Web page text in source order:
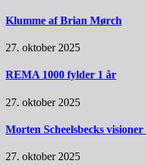
Klumme af Brian Mørch
27. oktober 2025
REMA 1000 fylder 1 år
27. oktober 2025
Morten Scheelsbecks
27. oktober 2025